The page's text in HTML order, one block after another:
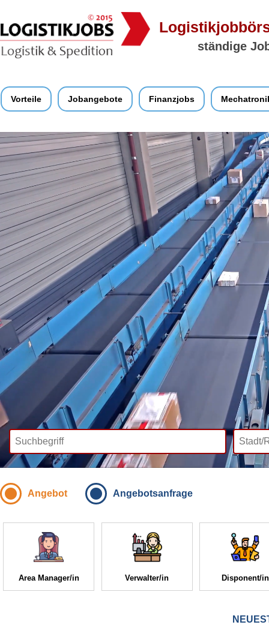
ständige
Vorteile Jobangebote Finanzjobs
Angebot Angebotsanfrage
Area Manager/in Verwalter/in Disponent/in